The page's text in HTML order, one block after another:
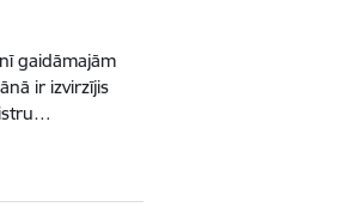
gaidāmajām
ir izvirzījis